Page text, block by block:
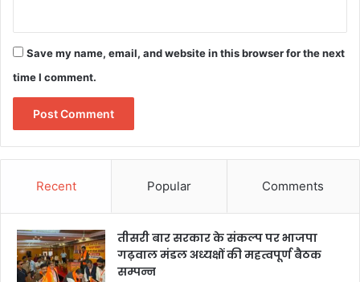
Save my name, email, and website in this browser for the next
time I comment.
Recent Popular Comments
तीसरी बार सरकार के संकल्प पर भाजपा
गढ़वाल मंडल अध्यक्षों की महत्वपूर्ण बैठक
सम्पन्न